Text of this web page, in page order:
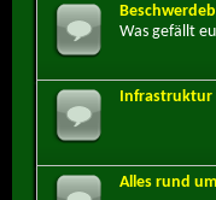
Was gefällt
Infrastruktur
Alles rund